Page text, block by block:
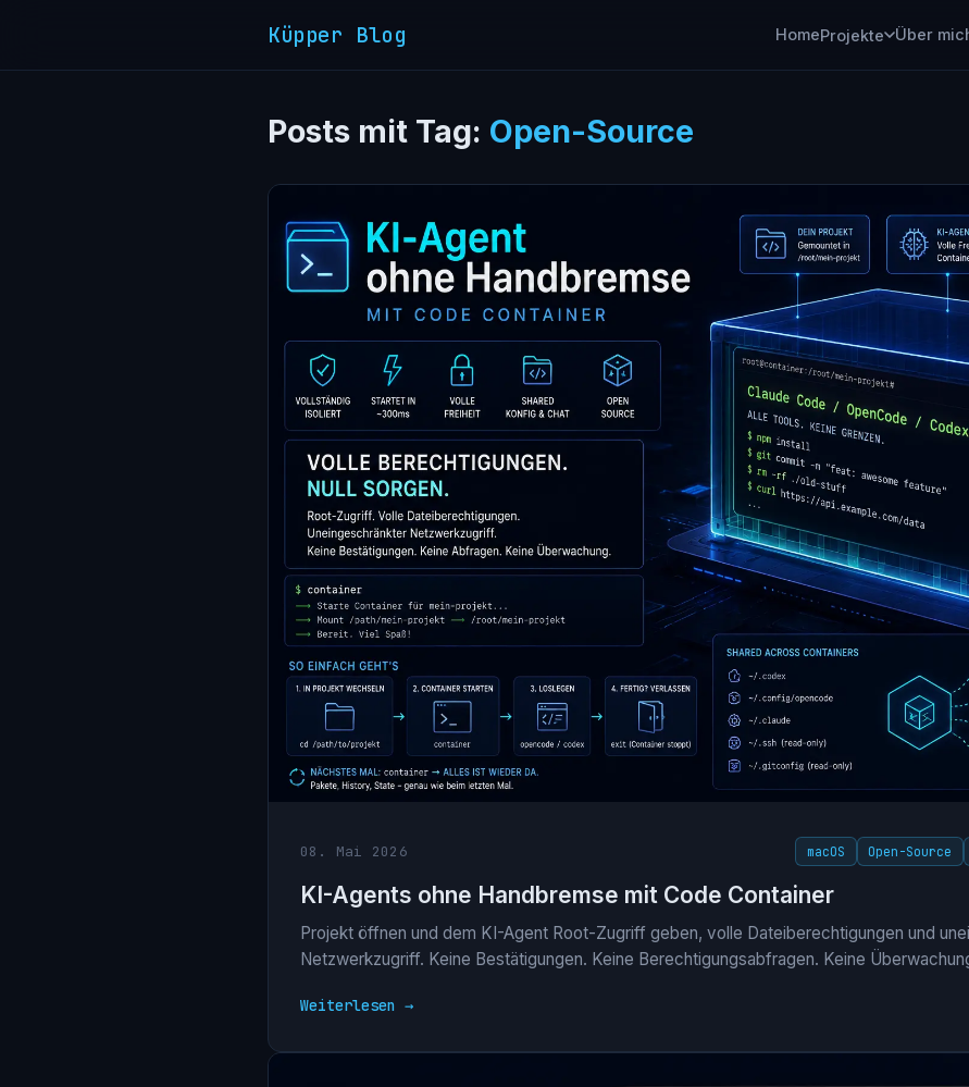
Küpper Blog HomeProjekte Über
Posts mit Tag: Open-Source
08. Mai 2026 macOS Open-Source
KI-Agents ohne Handbremse mit Code Container
Projekt öffnen und dem KI-Agent Root-Zugriff geben, volle Dateiberechtigungen und
Netzwerkzugriff. Keine Bestätigungen. Keine Berechtigungsabfragen. Keine
Weiterlesen →